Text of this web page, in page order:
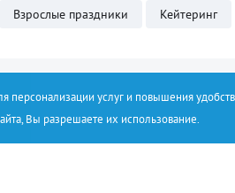
персонализации услуг и повышения
Вы разрешаете их использование.
Взрослые праздники Кейтеринг